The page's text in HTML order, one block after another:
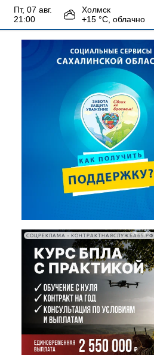
пт, 07 авг.
21:00
Холмск
+15 °С, облачно
СОЦРЕКЛАМА • КОНТРАКТНАЯСЛУЖБА65.РФ